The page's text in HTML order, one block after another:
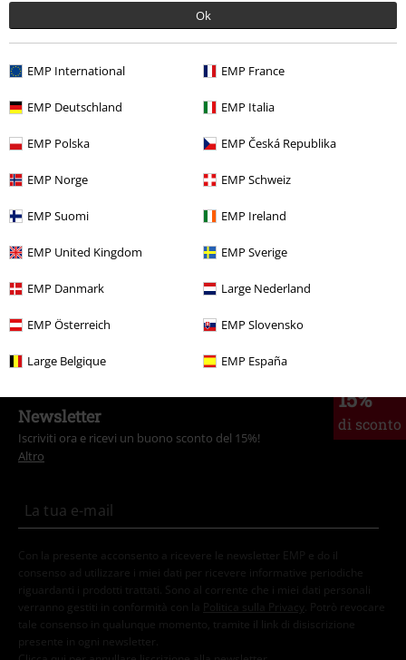
Ok
EMP International EMP France
EMP Deutschland EMP Italia
EMP Polska EMP Česká Republika
EMP Norge EMP Schweiz
EMP Suomi EMP Ireland
EMP United Kingdom EMP Sverige
EMP Danmark Large Nederland
EMP Österreich EMP Slovensko
Large Belgique EMP España
Abbigliamento
Marchi di abbigliamento Brands by EMP T-shirt & top
Offerte % Abbigliamento da donna Abbigliamento
Top
15%
di sconto
Newsletter
Iscriviti ora e ricevi un buono sconto del 15%!
Altro
Con la presente acconsento a ricevere le newsletter EMP e do il
consenso ad utilizzare i miei dati per ricevere informative periodiche
riguardanti i prodotti trattati. Sono al corrente che i miei dati personali
verranno gestiti in conformità con la
Politica sulla Privacy
. Potrò revocare
tale consenso in qualunque momento, tramite il link di disiscrizione
presente in ogni newsletter.